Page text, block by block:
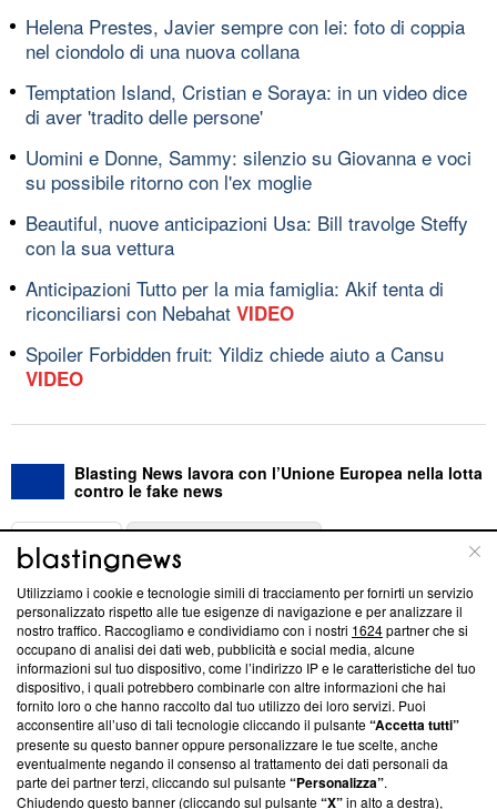
Helena Prestes, Javier sempre con lei: foto di coppia
nel ciondolo di una nuova collana
Temptation Island, Cristian e Soraya: in un video dice
di aver 'tradito delle persone'
Uomini e Donne, Sammy: silenzio su Giovanna e voci
su possibile ritorno con l'ex moglie
Beautiful, nuove anticipazioni Usa: Bill travolge Steffy
con la sua vettura
Anticipazioni Tutto per la mia famiglia: Akif tenta di
riconciliarsi con Nebahat VIDEO
Spoiler Forbidden fruit: Yildiz chiede aiuto a Cansu
VIDEO
Blasting News lavora con l’Unione Europea nella lotta
contro le fake news
ABOUT
Questa sezione offre informazioni trasparenti su Blasting
News, sui nostri processi editoriali e su come ci impegniamo a
creare news di qualità. Inoltre, afferma la nostra aderenza a
‘Trust Project - News with Integrity’Blasting News non è
ancora membro del programma, ma ha richiesto di farne
parte; Trust Project non ha ancora effettuato una verifica di
conformità agli standard.
Su di noi
Utilizziamo i cookie e tecnologie simili di tracciamento per fornirti un servizio
personalizzato rispetto alle tue esigenze di navigazione e per analizzare il
nostro traffico. Raccogliamo e condividiamo con i nostri 1624partner che si
occupano di analisi dei dati web, pubblicità e social media, alcune
informazioni sul tuo dispositivo, come l’indirizzo IP e le caratteristiche del tuo
dispositivo, i quali potrebbero combinarle con altre informazioni che hai
fornito loro o che hanno raccolto dal tuo utilizzo dei loro servizi. Puoi
acconsentire all’uso di tali tecnologie cliccando il pulsante“Accetta tutti”
presente su questo banner oppure personalizzare le tue scelte, anche
eventualmente negando il consenso al trattamento dei dati personali da
parte dei partner terzi, cliccando sul pulsante“Personalizza”.
Chiudendo questo banner (cliccando sul pulsante“X”in alto a destra),